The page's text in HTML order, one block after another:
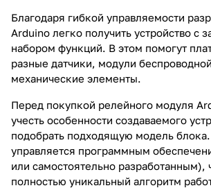
Благодаря гибкой управляемости
Arduino легко получить устройство с
набором функций. В этом помогут
разные датчики, модули
механические элементы.
Перед покупкой релейного модуля
учесть особенности создаваемого
подобрать подходящую модель
управляется программным
или самостоятельно разработанным),
полностью уникальный алгоритм